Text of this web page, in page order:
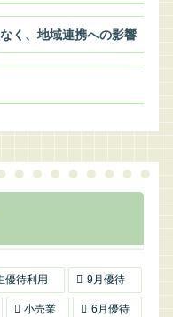
く、地域連携への影響
優待利用 9月優待
小売業 6月優待